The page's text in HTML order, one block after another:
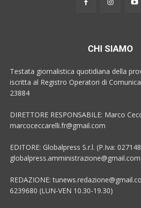
CHI SIAMO
Testata giornalistica quotidiana della
iscritta al Registro Operatori di
23884
DIRETTORE RESPONSABILE: Marco
marcoceccarelli.fr@gmail.com
EDITORE: Globalpress S.r.l. (P.Iva:
globalpress.amministrazione@gmail.com
REDAZIONE:
6239680 (LUN-VEN 10.30-19.30)